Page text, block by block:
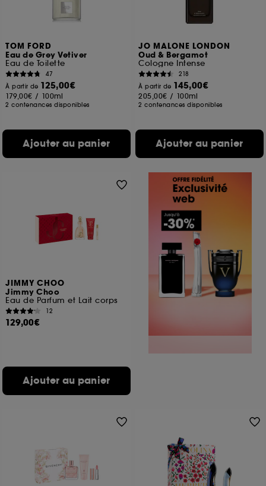
TOM FORD
Eau de Grey Vetiver
Eau de Toilette
47
À partir de 125,00€
179,00€ / 100ml
2 contenances disponibles
Ajouter au panier
JO MALONE LONDON
Oud & Bergamot
Cologne Intense
218
À partir de 145,00€
205,00€ / 100ml
2 contenances disponibles
Ajouter au panier
JIMMY CHOO
Jimmy Choo
Eau de Parfum et Lait corps
12
129,00€
Ajouter au panier